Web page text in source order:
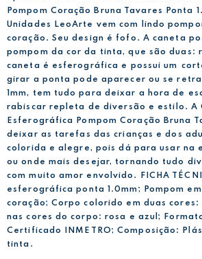
Pompom Coração Bruna Tavares Ponta
Unidades LeoArte vem com lindo
coração. Seu design é fofo. A caneta
pompom da cor da tinta, que são duas:
caneta é esferográfica e possui um
girar a ponta pode aparecer ou se
1mm, tem tudo para deixar a hora de
rabiscar repleta de diversão e estilo. A
Esferográfica Pompom Coração Bruna
deixar as tarefas das crianças e dos
colorida e alegre, pois dá para usar na
ou onde mais desejar, tornando tudo
com muito amor envolvido. FICHA
esferográfica ponta 1.0mm; Pompom
coração; Corpo colorido em duas cores:
nas cores do corpo: rosa e azul;
Certificado INMETRO; Composição:
tinta.